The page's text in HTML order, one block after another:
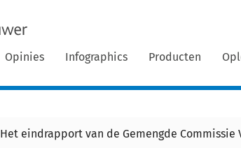
Opinies Infographics Producten
Het eindrapport van de Gemengde Commissie